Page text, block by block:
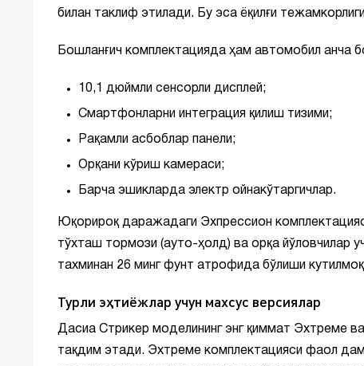
билан таклиф этилади. Бу эса ёқилғи
Бошланғич комплектацияда ҳам автомобил анча
10,1 дюймли сенсорли дисплей;
Смартфонларни интеграция қилиш тизими;
Рақамли асбоблар панели;
Орқани кўриш камераси;
Барча эшикларда электр ойнакўтаргичлар.
Юқорироқ даражадаги Эхпрессион
тўхташ тормози (ауто-ҳолд) ва орқа йўловчилар
тахминан 26 минг фунт атрофида бўлиши
Турли эҳтиёжлар учун махсус версиялар
Дасиа Стрикер моделининг энг қиммат Эхтреме
тақдим этади. Эхтреме комплектацияси фаол дам